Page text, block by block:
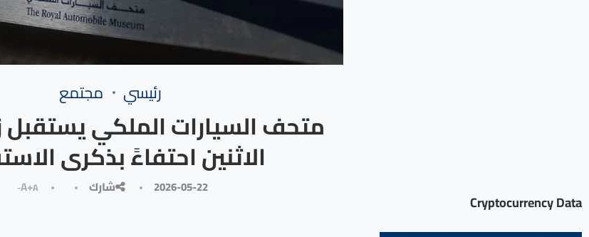
رئيسي مجتمع
متحف السيارات الملكي يستقبل
الاثنين احتفاءً بذكرى
2026-05-22 شارك A+A-
Cryptocurrency Data